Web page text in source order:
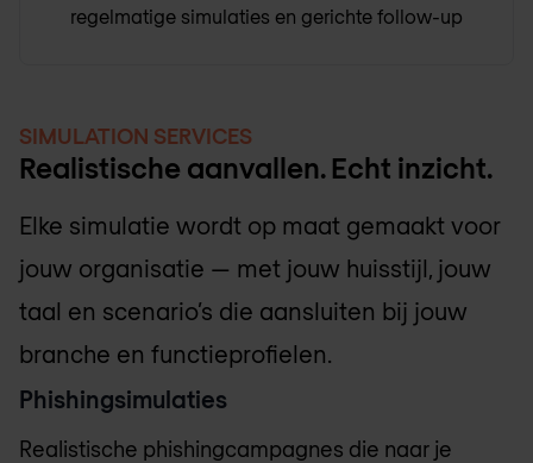
regelmatige simulaties en gerichte follow-up
SIMULATION SERVICES
Realistische aanvallen. Echt inzicht.
Elke simulatie wordt op maat gemaakt voor
jouw organisatie — met jouw huisstijl, jouw
taal en scenario’s die aansluiten bij jouw
branche en functieprofielen.
Phishingsimulaties
Realistische phishingcampagnes die naar je